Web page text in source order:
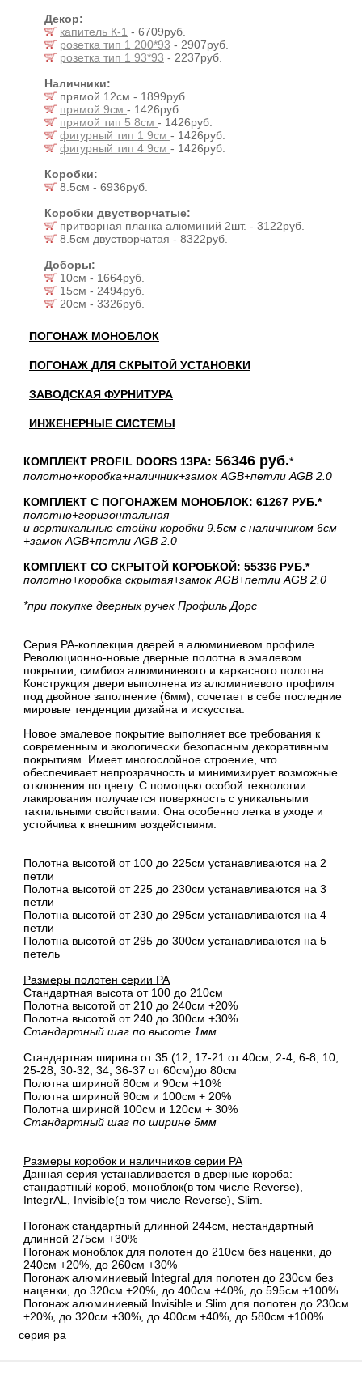
Декор:
капитель К-1 - 6709руб.
розетка тип 1 200*93 - 2907руб.
розетка тип 1 93*93 - 2237руб.
Наличники:
прямой 12см - 1899руб.
прямой 9см - 1426руб.
прямой тип 5 8см - 1426руб.
фигурный тип 1 9см - 1426руб.
фигурный тип 4 9см - 1426руб.
Коробки:
8.5см - 6936руб.
Коробки двустворчатые:
притворная планка алюминий 2шт. - 3122руб.
8.5см двустворчатая - 8322руб.
Доборы:
10см - 1664руб.
15см - 2494руб.
20см - 3326руб.
ПОГОНАЖ МОНОБЛОК
ПОГОНАЖ ДЛЯ СКРЫТОЙ УСТАНОВКИ
ЗАВОДСКАЯ ФУРНИТУРА
ИНЖЕНЕРНЫЕ СИСТЕМЫ
КОМПЛЕКТ PROFIL DOORS 13PA: 56346 руб.*
полотно+коробка+наличник+замок AGB+петли AGB 2.0
КОМПЛЕКТ С ПОГОНАЖЕМ МОНОБЛОК: 61267 РУБ.*
полотно+горизонтальная
и вертикальные стойки коробки 9.5см с наличником 6см
+замок AGB+петли AGB 2.0
КОМПЛЕКТ СО СКРЫТОЙ КОРОБКОЙ: 55336 РУБ.*
полотно+коробка скрытая+замок AGB+петли AGB 2.0
*при покупке дверных ручек Профиль Дорс
Серия PA-коллекция дверей в алюминиевом профиле.
Революционно-новые дверные полотна в эмалевом
покрытии, симбиоз алюминиевого и каркасного полотна.
Конструкция двери выполнена из алюминиевого профиля
под двойное заполнение (6мм), сочетает в себе последние
мировые тенденции дизайна и искусства.
Новое эмалевое покрытие выполняет все требования к
современным и экологически безопасным декоративным
покрытиям. Имеет многослойное строение, что
обеспечивает непрозрачность и минимизирует возможные
отклонения по цвету. С помощью особой технологии
лакирования получается поверхность с уникальными
тактильными свойствами. Она особенно легка в уходе и
устойчива к внешним воздействиям.
Полотна высотой от 100 до 225см устанавливаются на 2
петли
Полотна высотой от 225 до 230см устанавливаются на 3
петли
Полотна высотой от 230 до 295см устанавливаются на 4
петли
Полотна высотой от 295 до 300см устанавливаются на 5
петель
Размеры полотен серии PA
Стандартная высота от 100 до 210см
Полотна высотой от 210 до 240см +20%
Полотна высотой от 240 до 300см +30%
Стандартный шаг по высоте 1мм
Стандартная ширина от 35 (12, 17-21 от 40см; 2-4, 6-8, 10,
25-28, 30-32, 34, 36-37 от 60см)до 80см
Полотна шириной 80cм и 90cм +10%
Полотна шириной 90см и 100см + 20%
Полотна шириной 100см и 120см + 30%
Стандартный шаг по ширине 5мм
Размеры коробок и наличников серии PA
Данная серия устанавливается в дверные короба:
стандартный короб, моноблок(в том числе Reverse),
IntegrAL, Invisible(в том числе Reverse), Slim.
Погонаж стандартный длинной 244см, нестандартный
длинной 275см +30%
Погонаж моноблок для полотен до 210см без наценки, до
240см +20%, до 260см +30%
Погонаж алюминиевый Integral для полотен до 230см без
наценки, до 320см +20%, до 400см +40%, до 595см +100%
Погонаж алюминиевый Invisible и Slim для полотен до 230см
+20%, до 320см +30%, до 400см +40%, до 580см +100%
серия pa